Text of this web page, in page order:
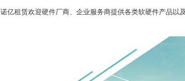
诺亿租赁欢迎硬件厂商、企业服务商提供各类软硬件产品